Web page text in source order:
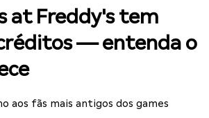
at Freddy's tem
— entenda o
aos fãs mais antigos dos games